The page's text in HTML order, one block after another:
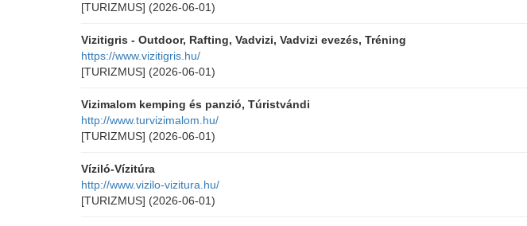
[TURIZMUS] (2026-06-01)
Vizitigris - Outdoor, Rafting, Vadvizi, Vadvizi evezés, Tréning
https://www.vizitigris.hu/
[TURIZMUS] (2026-06-01)
Vizimalom kemping és panzió, Túristvándi
http://www.turvizimalom.hu/
[TURIZMUS] (2026-06-01)
Víziló-Vízitúra
http://www.vizilo-vizitura.hu/
[TURIZMUS] (2026-06-01)